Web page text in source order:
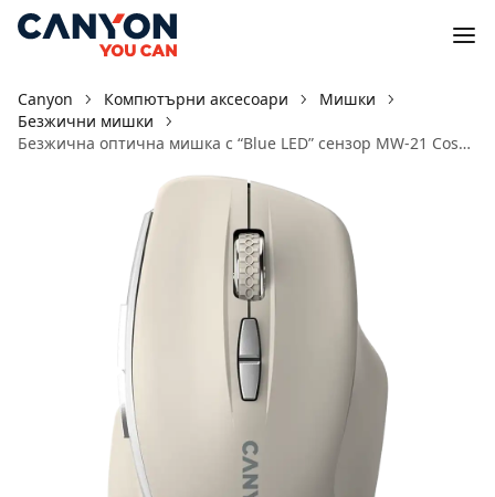
Canyon Компютърни аксесоари
Мишки
Безжични мишки
Безжична оптична мишка с “Blue LED” сензор MW-21 Cosmic Latte